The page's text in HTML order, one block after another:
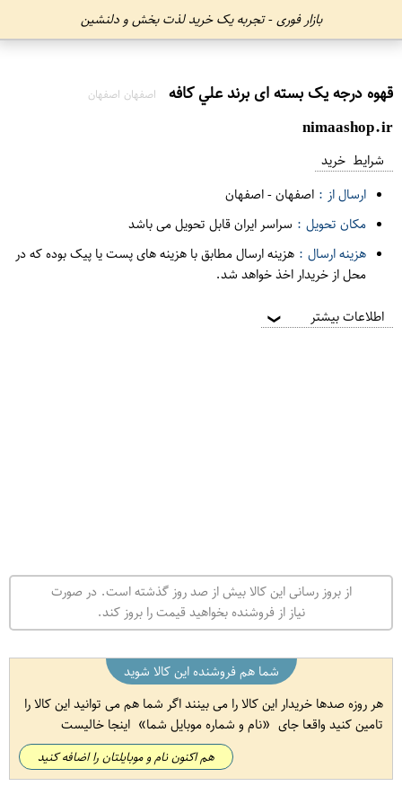
بازار فوری - تجربه یک خرید لذت بخش و دلنشین
قهوه درجه یک بسته ای برند علي کافه اصفهان اصفهان
nimaashop.ir
شرایط خرید
ارسال از : اصفهان-اصفهان
مکان تحویل : سراسر ایران قابل تحویل می باشد
هزینه ارسال : هزینه ارسال مطابق با هزینه های پست یا پیک بوده که در
محل از خریدار اخذ خواهد شد.
اطلاعات بیشتر ❯
از بروز رسانی این کالا بیش از صد روز گذشته است. در صورت
نیاز از فروشنده بخواهید قیمت را بروز کند.
شما هم فروشنده این کالا شوید
هر روزه صدها خریدار این کالا را می بینند اگر شما هم می توانید این کالا را
تامین کنید واقعا جای
نام و شماره موبایل شما اینجا خالیست
هم اکنون نام و موبایلتان را اضافه کنید